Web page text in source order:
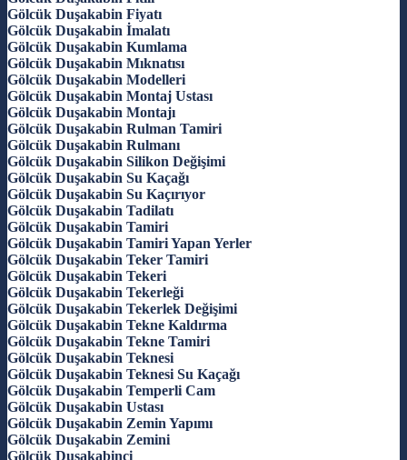
Gölcük Duşakabin Fiyatı
Gölcük Duşakabin İmalatı
Gölcük Duşakabin Kumlama
Gölcük Duşakabin Mıknatısı
Gölcük Duşakabin Modelleri
Gölcük Duşakabin Montaj Ustası
Gölcük Duşakabin Montajı
Gölcük Duşakabin Rulman Tamiri
Gölcük Duşakabin Rulmanı
Gölcük Duşakabin Silikon Değişimi
Gölcük Duşakabin Su Kaçağı
Gölcük Duşakabin Su Kaçırıyor
Gölcük Duşakabin Tadilatı
Gölcük Duşakabin Tamiri
Gölcük Duşakabin Tamiri Yapan Yerler
Gölcük Duşakabin Teker Tamiri
Gölcük Duşakabin Tekeri
Gölcük Duşakabin Tekerleği
Gölcük Duşakabin Tekerlek Değişimi
Gölcük Duşakabin Tekne Kaldırma
Gölcük Duşakabin Tekne Tamiri
Gölcük Duşakabin Teknesi
Gölcük Duşakabin Teknesi Su Kaçağı
Gölcük Duşakabin Temperli Cam
Gölcük Duşakabin Ustası
Gölcük Duşakabin Zemin Yapımı
Gölcük Duşakabin Zemini
Gölcük Duşakabinci